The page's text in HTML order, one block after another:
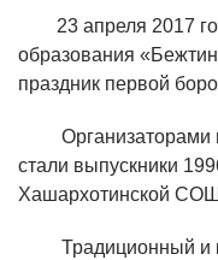
23 апреля 2017
образования
праздник первой
Организаторами
стали выпускники
Хашархотинской СОШ
Традиционный и